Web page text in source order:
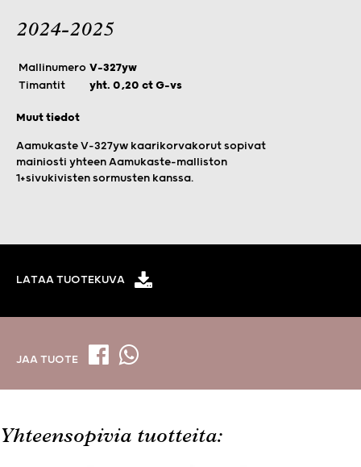
2024-2025
Mallinumero V-327yw
Timantit
yht. 0,20 ct G-vs
Muut tiedot
Aamukaste V-327yw kaarikorvakorut sopivat
mainiosti yhteen Aamukaste-malliston
1+sivukivisten sormusten kanssa.
LATAA TUOTEKUVA
JAA TUOTE
Yhteensopivia tuotteita: